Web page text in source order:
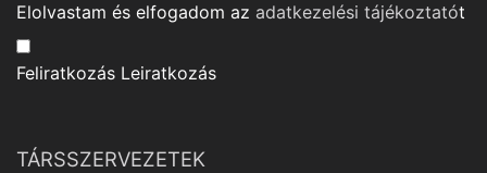
Elolvastam és elfogadom az adatkezelési tájékoztatót
Feliratkozás Leiratkozás
TÁRSSZERVEZETEK